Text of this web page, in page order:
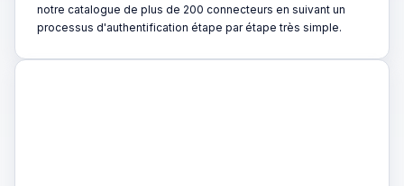
notre catalogue de plus de 200 connecteurs en suivant un
processus d'authentification étape par étape très simple.